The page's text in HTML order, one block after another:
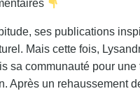
ses publications
Mais cette fois,
sa communauté pour une
Après un rehaussement